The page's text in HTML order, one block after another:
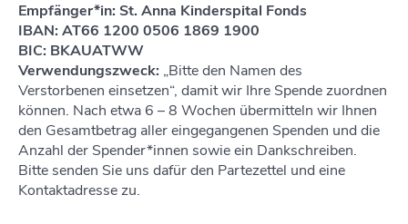
Empfänger*in: St. Anna Kinderspital Fonds
IBAN: AT66 1200 0506 1869 1900
BIC: BKAUATWW
Verwendungszweck: „Bitte den Namen des
Verstorbenen einsetzen“, damit wir Ihre Spende zuordnen
können. Nach etwa 6 – 8 Wochen übermitteln wir Ihnen
den Gesamtbetrag aller eingegangenen Spenden und die
Anzahl der Spender*innen sowie ein Dankschreiben.
Bitte senden Sie uns dafür den Partezettel und eine
Kontaktadresse zu.